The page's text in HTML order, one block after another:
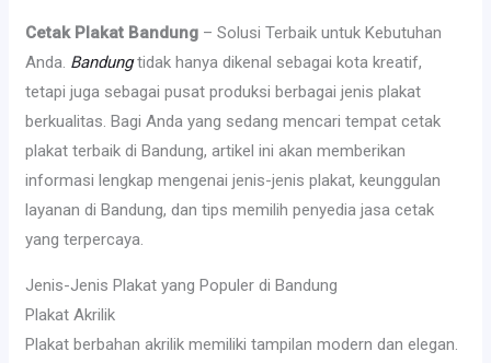
Cetak Plakat Bandung – Solusi Terbaik untuk Kebutuhan
Anda. Bandungtidak hanya dikenal sebagai kota kreatif,
tetapi juga sebagai pusat produksi berbagai jenis plakat
berkualitas. Bagi Anda yang sedang mencari tempat cetak
plakat terbaik di Bandung, artikel ini akan memberikan
informasi lengkap mengenai jenis-jenis plakat, keunggulan
layanan di Bandung, dan tips memilih penyedia jasa cetak
yang terpercaya.
Jenis-Jenis Plakat yang Populer di Bandung
Plakat Akrilik
Plakat berbahan akrilik memiliki tampilan modern dan elegan.